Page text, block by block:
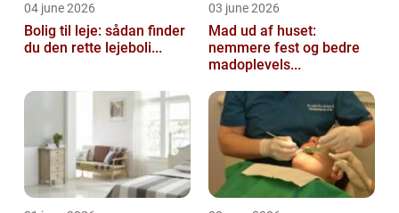
04 june 2026
Bolig til leje: sådan finder
du den rette lejeboli...
03 june 2026
Mad ud af huset:
nemmere fest og bedre
madoplevels...